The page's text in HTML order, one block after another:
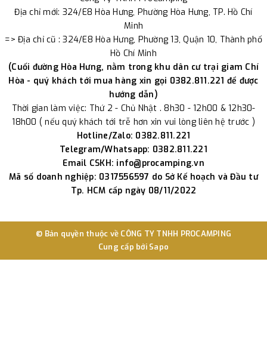
Địa chỉ mới: 324/E8 Hòa Hưng, Phường Hòa Hưng, TP. Hồ Chí
Minh
=> Địa chỉ cũ : 324/E8 Hòa Hưng, Phường 13, Quận 10, Thành phố
Hồ Chí Minh
(Cuối đường Hòa Hưng, nằm trong khu dân cư trại giam Chí
Hòa - quý khách tới mua hàng xin gọi 0382.811.221 để được
hướng dẫn)
Thời gian làm việc: Thứ 2 - Chủ Nhật . 8h30 - 12h00 & 12h30-
18h00 ( nếu quý khách tới trễ hơn xin vui lòng liên hệ trước )
Hotline/Zalo: 0382.811.221
Telegram/Whatsapp: 0382.811.221
Email CSKH: info@procamping.vn
Mã số doanh nghiệp: 0317556597 do Sở Kế hoạch và Đầu tư
Tp. HCM cấp ngày 08/11/2022
© Bản quyền thuộc về CÔNG TY TNHH PROCAMPING
Cung cấp bởi Sapo